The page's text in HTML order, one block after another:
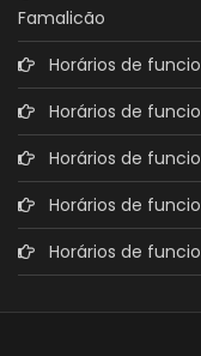
Famalicão
Horários de
Horários de
Horários de
Horários de
Horários de